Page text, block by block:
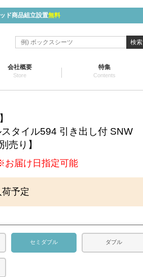
ド商品組立設置無料
検索
会社概要
Store
特集
Contents
タイル594 引き出し付 SNW
売り】
届け日指定可能
予定
セミダブル ダブル